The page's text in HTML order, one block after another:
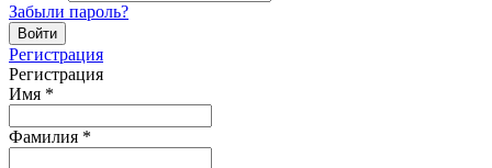
Забыли пароль?
Регистрация
Регистрация
Имя *
Фамилия *